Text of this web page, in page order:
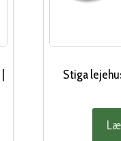
Stiga